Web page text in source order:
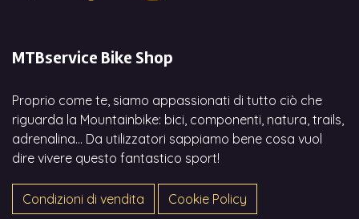
MTBservice Bike Shop
Proprio come te, siamo appassionati di tutto ciò che
riguarda la Mountainbike: bici, componenti, natura, trails,
adrenalina... Da utilizzatori sappiamo bene cosa vuol
dire vivere questo fantastico sport!
Condizioni di vendita Cookie Policy